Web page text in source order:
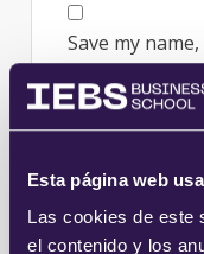
Esta página web
Las cookies de este
el contenido y los
Save my
browser for